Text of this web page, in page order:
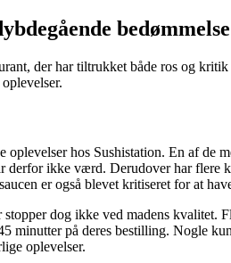
der har tiltrukket både ros og
oplevelser hos Sushistation. En af de
derfor ikke værd. Derudover har flere
er også blevet kritiseret for at
dog ikke ved madens kvalitet.
minutter på deres bestilling. Nogle
oplevelser.